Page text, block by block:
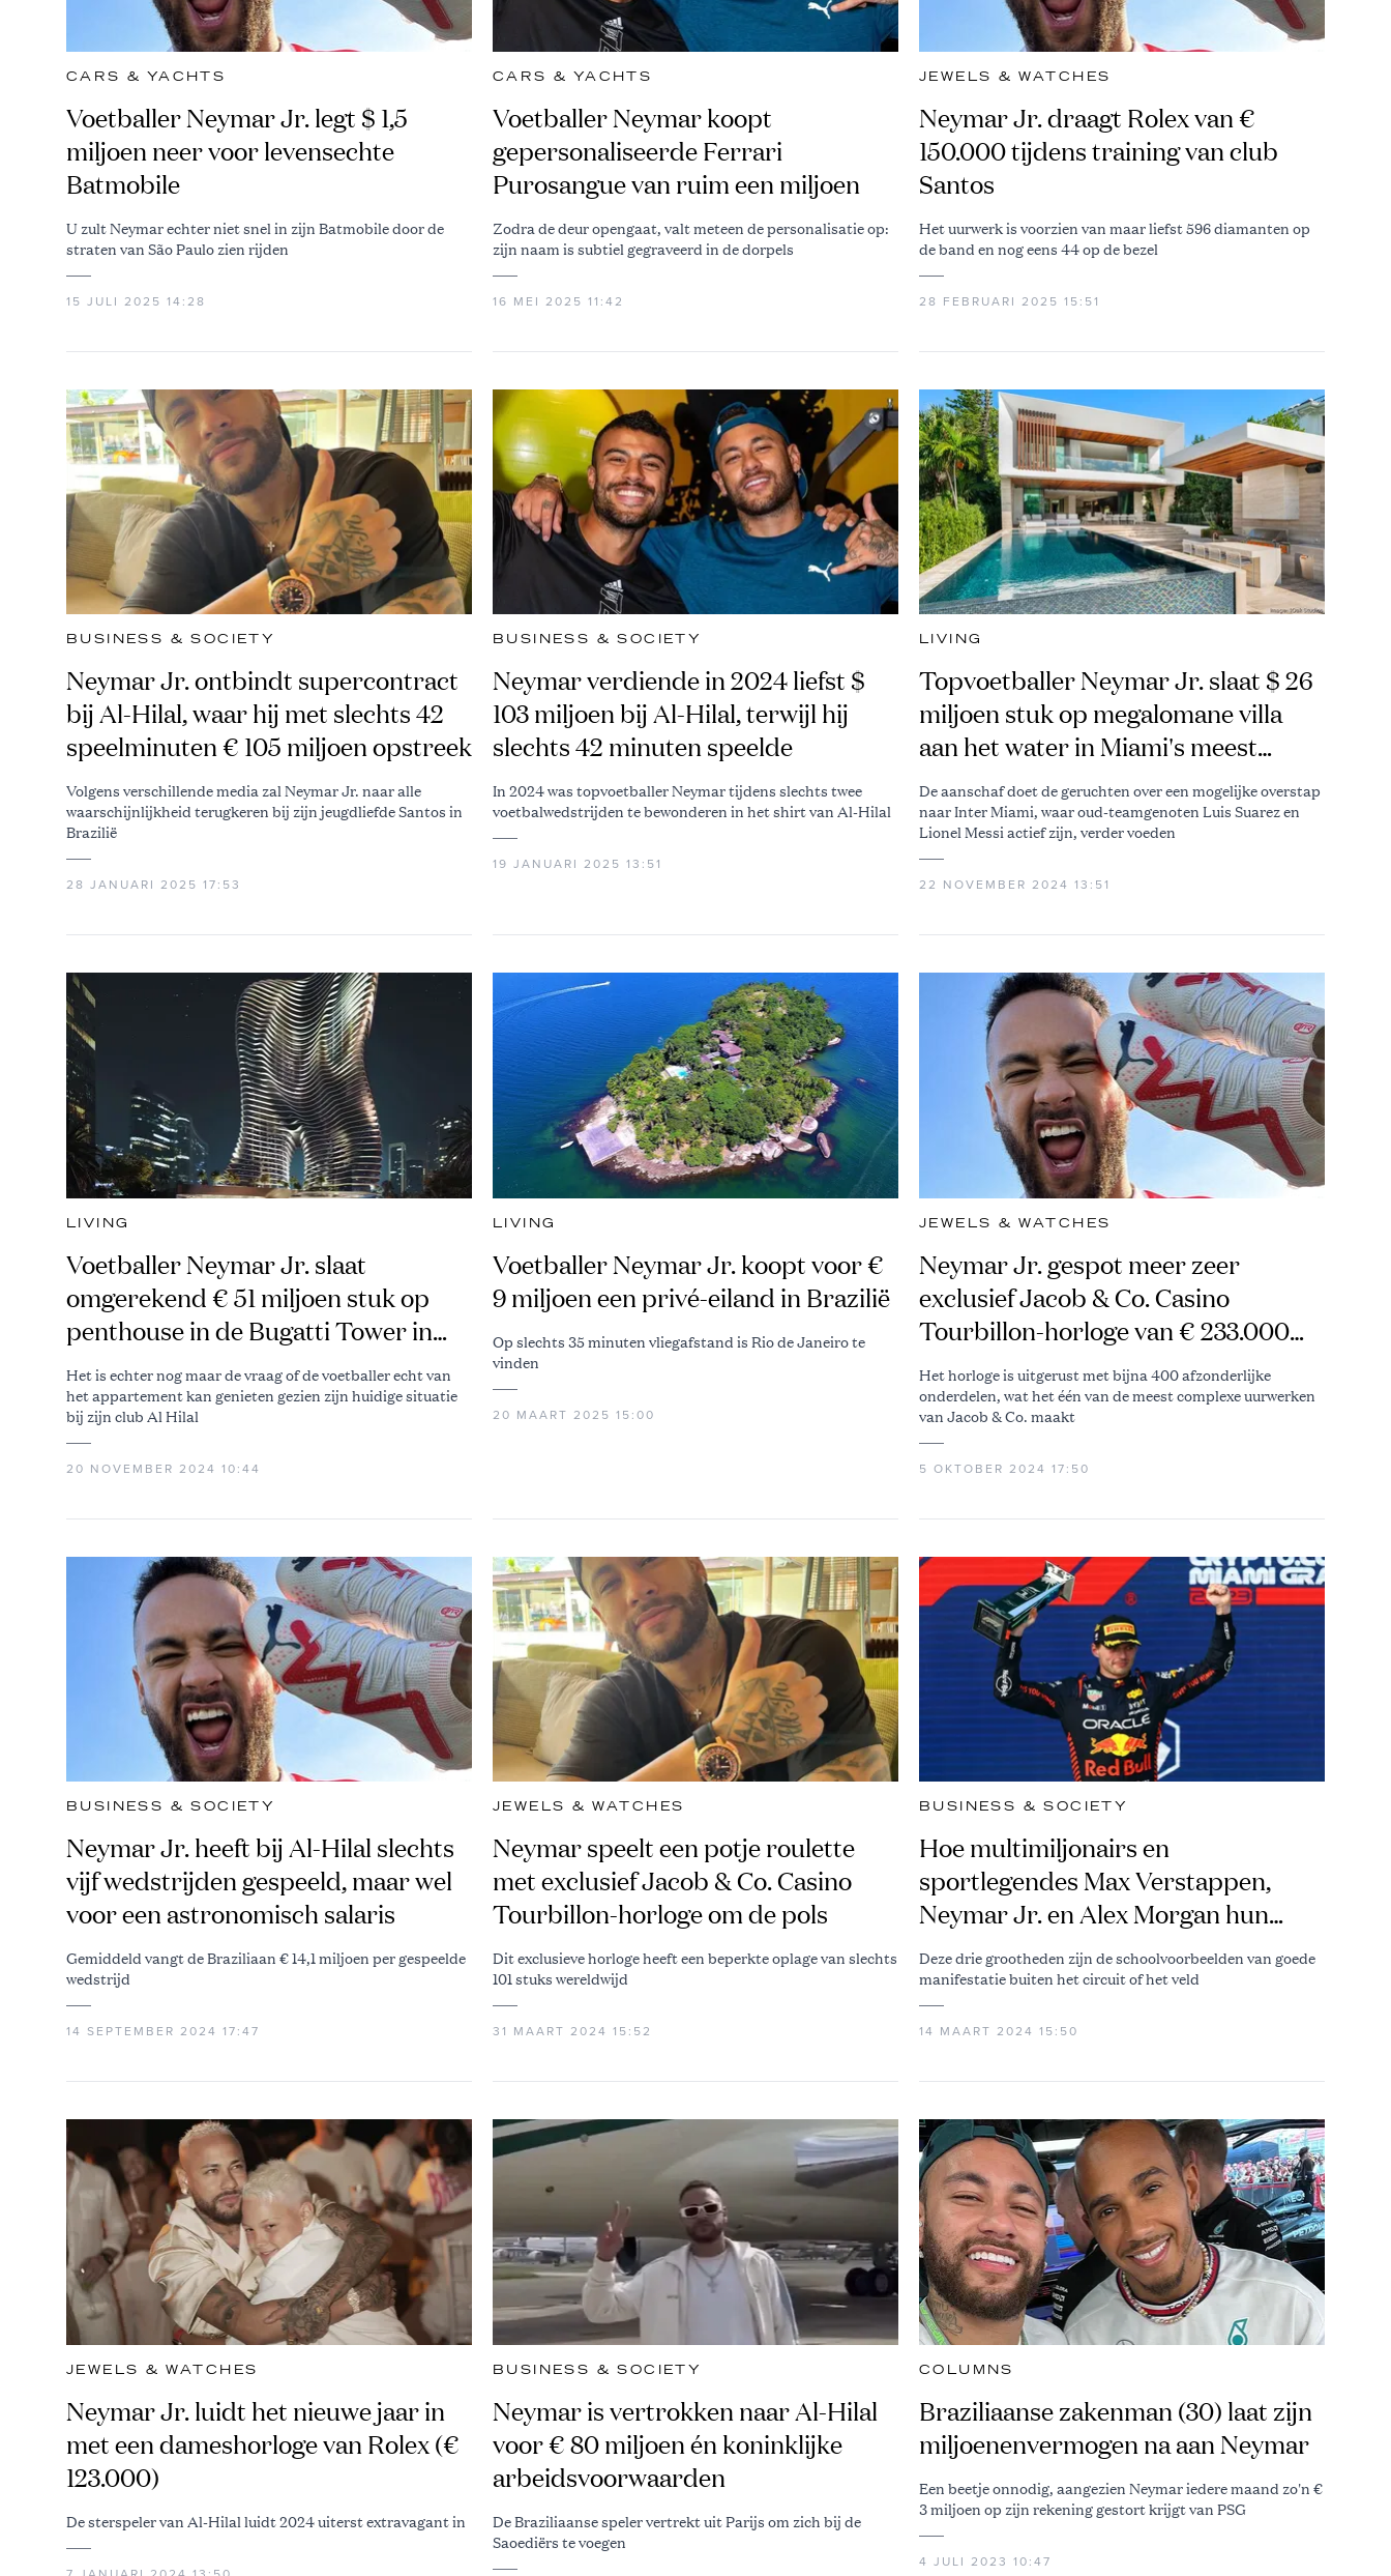
CARS & YACHTS
Voetballer Neymar Jr. legt $ 1,5
miljoen neer voor levensechte
Batmobile
U zult Neymar echter niet snel in zijn Batmobile door de
straten van São Paulo zien rijden
15 JULI 2025 14:28
CARS & YACHTS
Voetballer Neymar koopt
gepersonaliseerde Ferrari
Purosangue van ruim een miljoen
Zodra de deur opengaat, valt meteen de personalisatie op:
zijn naam is subtiel gegraveerd in de dorpels
16 MEI 2025 11:42
JEWELS & WATCHES
Neymar Jr. draagt Rolex van €
150.000 tijdens training van club
Santos
Het uurwerk is voorzien van maar liefst 596 diamanten op
de band en nog eens 44 op de bezel
28 FEBRUARI 2025 15:51
BUSINESS & SOCIETY
Neymar Jr. ontbindt supercontract
bij Al-Hilal, waar hij met slechts 42
speelminuten € 105 miljoen opstreek
Volgens verschillende media zal Neymar Jr. naar alle
waarschijnlijkheid terugkeren bij zijn jeugdliefde Santos in
Brazilië
28 JANUARI 2025 17:53
BUSINESS & SOCIETY
Neymar verdiende in 2024 liefst $
103 miljoen bij Al-Hilal, terwijl hij
slechts 42 minuten speelde
In 2024 was topvoetballer Neymar tijdens slechts twee
voetbalwedstrijden te bewonderen in het shirt van Al-Hilal
19 JANUARI 2025 13:51
LIVING
Topvoetballer Neymar Jr. slaat $ 26
miljoen stuk op megalomane villa
aan het water in Miami's meest
exclusieve wijk
De aanschaf doet de geruchten over een mogelijke overstap
naar Inter Miami, waar oud-teamgenoten Luis Suarez en
Lionel Messi actief zijn, verder voeden
22 NOVEMBER 2024 13:51
LIVING
Voetballer Neymar Jr. slaat
omgerekend € 51 miljoen stuk op
penthouse in de Bugatti Tower in
Dubai
Het is echter nog maar de vraag of de voetballer echt van
het appartement kan genieten gezien zijn huidige situatie
bij zijn club Al Hilal
20 NOVEMBER 2024 10:44
LIVING
Voetballer Neymar Jr. koopt voor €
9 miljoen een privé-eiland in Brazilië
Op slechts 35 minuten vliegafstand is Rio de Janeiro te
vinden
20 MAART 2025 15:00
JEWELS & WATCHES
Neymar Jr. gespot meer zeer
exclusief Jacob & Co. Casino
Tourbillon-horloge van € 233.000
(oplage van slechts 72 stuks)
Het horloge is uitgerust met bijna 400 afzonderlijke
onderdelen, wat het één van de meest complexe uurwerken
van Jacob & Co. maakt
5 OKTOBER 2024 17:50
BUSINESS & SOCIETY
Neymar Jr. heeft bij Al-Hilal slechts
vijf wedstrijden gespeeld, maar wel
voor een astronomisch salaris
Gemiddeld vangt de Braziliaan € 14,1 miljoen per gespeelde
wedstrijd
14 SEPTEMBER 2024 17:47
JEWELS & WATCHES
Neymar speelt een potje roulette
met exclusief Jacob & Co. Casino
Tourbillon-horloge om de pols
Dit exclusieve horloge heeft een beperkte oplage van slechts
101 stuks wereldwijd
31 MAART 2024 15:52
BUSINESS & SOCIETY
Hoe multimiljonairs en
sportlegendes Max Verstappen,
Neymar Jr. en Alex Morgan hun
sporen ook buiten de sport
verdienen
Deze drie grootheden zijn de schoolvoorbeelden van goede
manifestatie buiten het circuit of het veld
14 MAART 2024 15:50
JEWELS & WATCHES
Neymar Jr. luidt het nieuwe jaar in
met een dameshorloge van Rolex (€
123.000)
De sterspeler van Al-Hilal luidt 2024 uiterst extravagant in
BUSINESS & SOCIETY
Neymar is vertrokken naar Al-Hilal
voor € 80 miljoen én koninklijke
arbeidsvoorwaarden
De Braziliaanse speler vertrekt uit Parijs om zich bij de
Saoediërs te voegen
COLUMNS
Braziliaanse zakenman (30) laat zijn
miljoenenvermogen na aan Neymar
Een beetje onnodig, aangezien Neymar iedere maand zo'n €
3 miljoen op zijn rekening gestort krijgt van PSG
4 JULI 2023 10:47